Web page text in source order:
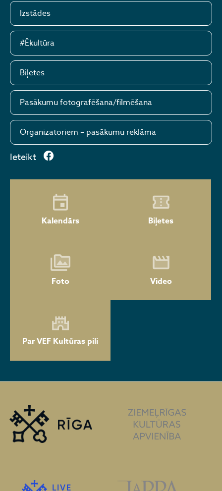
Izstādes
#Ēkultūra
Biļetes
Pasākumu fotografēšana/filmēšana
Organizatoriem – pasākumu reklāma
Ieteikt
Kalendārs Biļetes
Foto Video
Par VEF Kultūras pili